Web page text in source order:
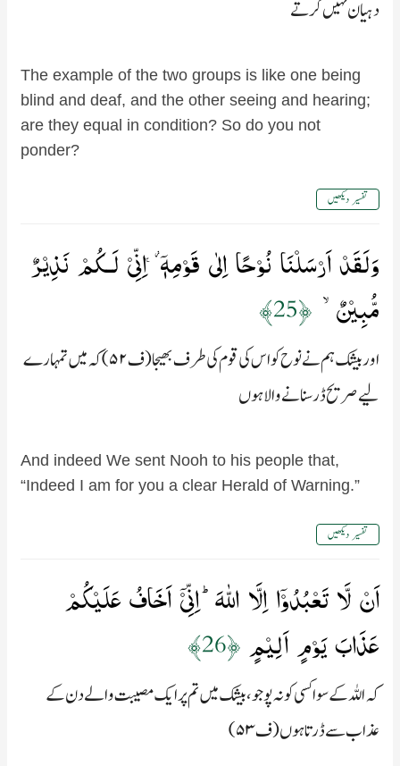
دہيان نہيں کرتے
The example of the two groups is like one being
blind and deaf, and the other seeing and hearing;
are they equal in condition? So do you not
ponder?
تفسیر دیکھیں
وَلَقَدۡ اَرۡسَلۡنَا نُوۡحًا اِلٰى قَوۡمِهٖۤ اِنِّىۡ لَـكُمۡ نَذِيۡرٌ
مُّبِيۡنٌۙ‏ ﴿25﴾
اور بیشک ہم نے نوح کو اس کی قوم کی طرف بھيجا (ف۵۲) کہ میں تمہارے
لیے صریح ڈر سنانے والا ہوں
And indeed We sent Nooh to his people that,
“Indeed I am for you a clear Herald of Warning.”
تفسیر دیکھیں
اَنۡ لَّا تَعۡبُدُوۡۤا اِلَّا اللّٰهَ​ؕ اِنِّىۡۤ اَخَافُ عَلَيۡكُمۡ
عَذَابَ يَوۡمٍ اَلِيۡمٍ‏﴿26﴾
کہ اللہ کے سوا کسی کو نہ پوجو، بیشک میں تم پر ایک مصیبت والے دن کے
عذاب سے ڈرتا ہوں (ف۵۳)